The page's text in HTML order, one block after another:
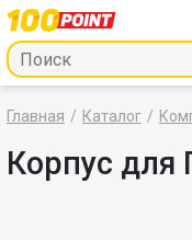
Главная Каталог
Корпус для